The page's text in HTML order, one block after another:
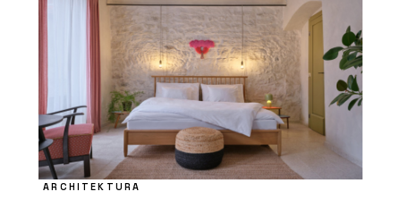
ARCHITEKTURA